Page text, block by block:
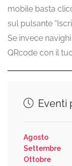
mobile basta
sul pulsante
Se invece
QRcode con il
Eventi
Agosto
Settembre
Ottobre